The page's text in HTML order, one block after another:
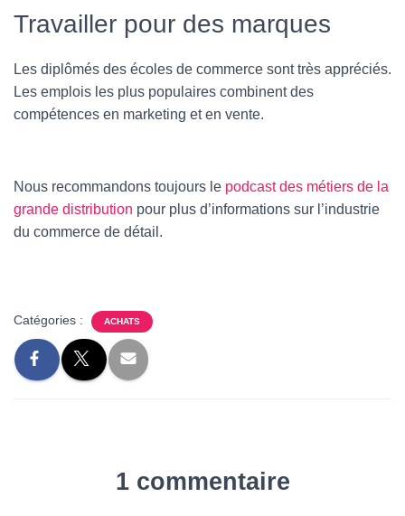
Travailler pour des marques
Les diplômés des écoles de commerce sont très appréciés.
Les emplois les plus populaires combinent des
compétences en marketing et en vente.
Nous recommandons toujours le podcast des métiers de la
grande distribution pour plus d’informations sur l’industrie
du commerce de détail.
Catégories : ACHATS
1 commentaire